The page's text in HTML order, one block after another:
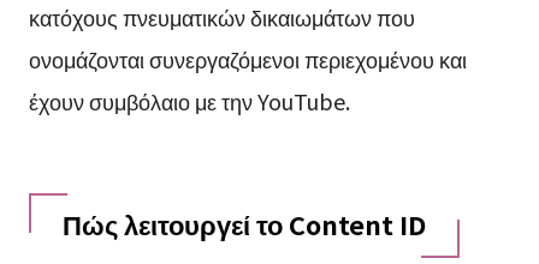
κατόχους πνευματικών δικαιωμάτων που
ονομάζονται συνεργαζόμενοι περιεχομένου και
έχουν συμβόλαιο με την YouTube.
Πώς λειτουργεί το Content ID